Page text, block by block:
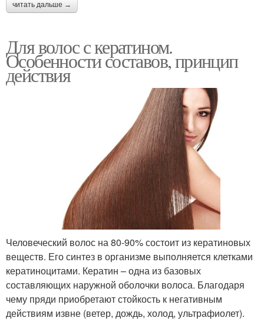
читать дальше →
Для волос с кератином.
Особенности составов, принцип
действия
Человеческий волос на 80-90% состоит из кератиновых
веществ. Его синтез в организме выполняется клетками
кератиноцитами. Кератин – одна из базовых
составляющих наружной оболочки волоса. Благодаря
чему пряди приобретают стойкость к негативным
действиям извне (ветер, дождь, холод, ультрафиолет).